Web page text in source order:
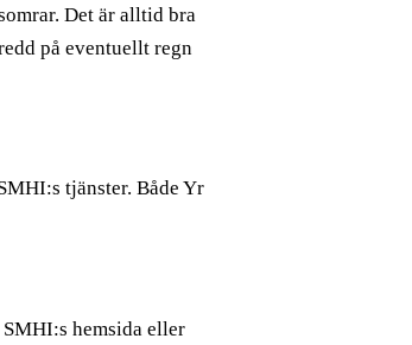
Det är alltid bra
på eventuellt regn
tjänster. Både Yr
hemsida eller